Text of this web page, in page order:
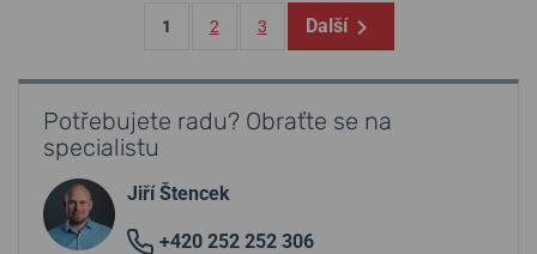
1 2 3 Další
Potřebujete radu? Obraťte se na
specialistu
Jiří Štencek
+420 252 252 306